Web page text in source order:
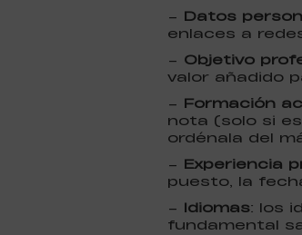
– Datos
enlaces a
– Objetivo
valor añadido
– Formación
nota (solo si
ordénala del
– Experiencia
puesto, la
– Idiomas: los
fundamental